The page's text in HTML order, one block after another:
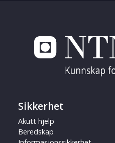
Sikkerhet
Akutt hjelp
Beredskap